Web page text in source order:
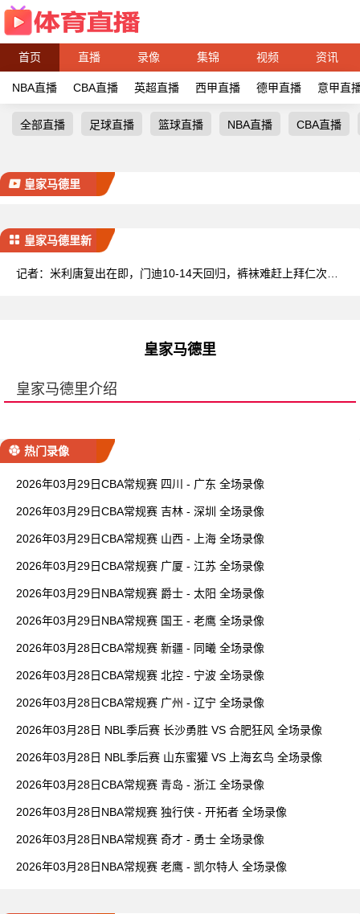
首页 直播 录像 集锦 视频 资讯
NBA直播 CBA直播 英超直播 西甲直播 德甲直播 意甲直
全部直播 足球直播 篮球直播 NBA直播 CBA直播
皇家马德里
皇家马德里新
记者：米利唐复出在即，门迪10-14天回归，裤袜难赶上拜仁次回
皇家马德里
皇家马德里介绍
热门录像
2026年03月29日CBA常规赛 四川 - 广东 全场录像
2026年03月29日CBA常规赛 吉林 - 深圳 全场录像
2026年03月29日CBA常规赛 山西 - 上海 全场录像
2026年03月29日CBA常规赛 广厦 - 江苏 全场录像
2026年03月29日NBA常规赛 爵士 - 太阳 全场录像
2026年03月29日NBA常规赛 国王 - 老鹰 全场录像
2026年03月28日CBA常规赛 新疆 - 同曦 全场录像
2026年03月28日CBA常规赛 北控 - 宁波 全场录像
2026年03月28日CBA常规赛 广州 - 辽宁 全场录像
2026年03月28日 NBL季后赛 长沙勇胜 VS 合肥狂风 全场录像
2026年03月28日 NBL季后赛 山东蜜獾 VS 上海玄鸟 全场录像
2026年03月28日CBA常规赛 青岛 - 浙江 全场录像
2026年03月28日NBA常规赛 独行侠 - 开拓者 全场录像
2026年03月28日NBA常规赛 奇才 - 勇士 全场录像
2026年03月28日NBA常规赛 老鹰 - 凯尔特人 全场录像